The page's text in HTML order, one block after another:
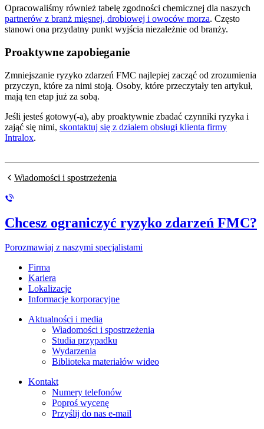
Opracowaliśmy również tabelę zgodności chemicznej dla naszych
partnerów z branż mięsnej, drobiowej i owoców morza. Często
stanowi ona przydatny punkt wyjścia niezależnie od branży.
Proaktywne zapobieganie
Zmniejszanie ryzyko zdarzeń FMC najlepiej zacząć od zrozumienia
przyczyn, które za nimi stoją. Osoby, które przeczytały ten artykuł,
mają ten etap już za sobą.
Jeśli jesteś gotowy(-a), aby proaktywnie zbadać czynniki ryzyka i
zająć się nimi, skontaktuj się z działem obsługi klienta firmy
Intralox.
Wiadomości i spostrzeżenia
Chcesz ograniczyć ryzyko zdarzeń FMC?
Porozmawiaj z naszymi specjalistami
Firma
Kariera
Lokalizacje
Informacje korporacyjne
Aktualności i media
Wiadomości i spostrzeżenia
Studia przypadku
Wydarzenia
Biblioteka materiałów wideo
Kontakt
Numery telefonów
Poproś wycenę
Przyślij do nas e-mail